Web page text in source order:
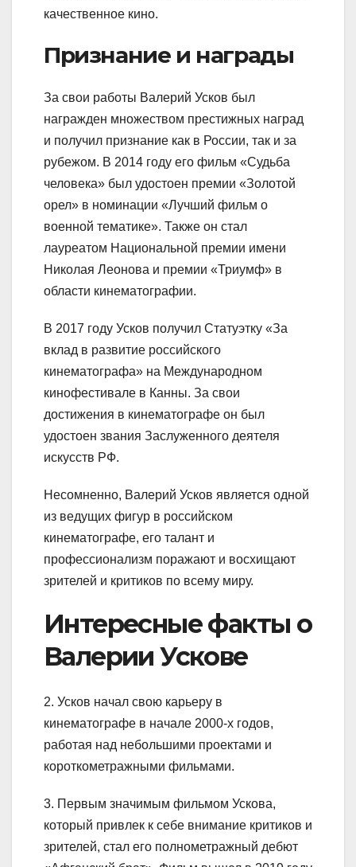
качественное кино.
Признание и награды
За свои работы Валерий Усков был
награжден множеством престижных наград
и получил признание как в России, так и за
рубежом. В 2014 году его фильм «Судьба
человека» был удостоен премии «Золотой
орел» в номинации «Лучший фильм о
военной тематике». Также он стал
лауреатом Национальной премии имени
Николая Леонова и премии «Триумф» в
области кинематографии.
В 2017 году Усков получил Статуэтку «За
вклад в развитие российского
кинематографа» на Международном
кинофестивале в Канны. За свои
достижения в кинематографе он был
удостоен звания Заслуженного деятеля
искусств РФ.
Несомненно, Валерий Усков является одной
из ведущих фигур в российском
кинематографе, его талант и
профессионализм поражают и восхищают
зрителей и критиков по всему миру.
Интересные факты о
Валерии Ускове
2. Усков начал свою карьеру в
кинематографе в начале 2000-х годов,
работая над небольшими проектами и
короткометражными фильмами.
3. Первым значимым фильмом Ускова,
который привлек к себе внимание критиков и
зрителей, стал его полнометражный дебют